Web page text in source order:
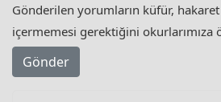
Gönderilen yorumların küfür,
içermemesi gerektiğini okurlarımıza
Gönder